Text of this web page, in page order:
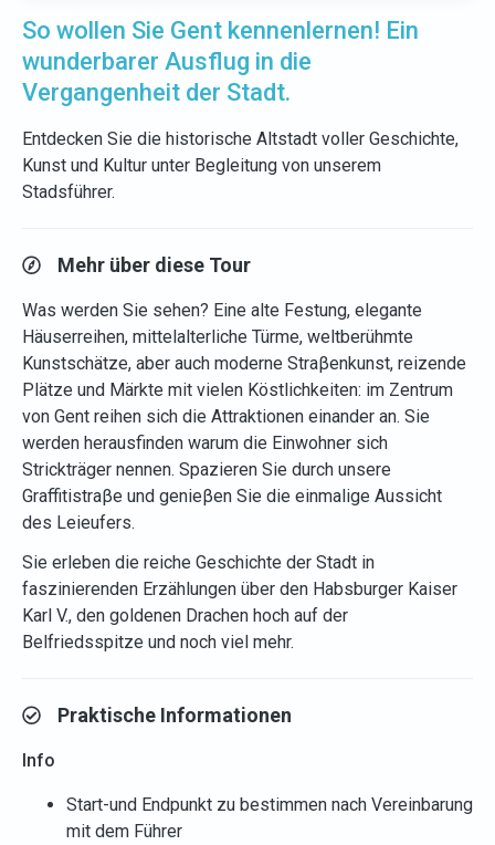
So wollen Sie Gent kennenlernen! Ein
wunderbarer Ausflug in die
Vergangenheit der Stadt.
Entdecken Sie die historische Altstadt voller Geschichte,
Kunst und Kultur unter Begleitung von unserem
Stadsführer.
Mehr über diese Tour
Was werden Sie sehen? Eine alte Festung, elegante
Häuserreihen, mittelalterliche Türme, weltberühmte
Kunstschätze, aber auch moderne Straβenkunst, reizende
Plätze und Märkte mit vielen Köstlichkeiten: im Zentrum
von Gent reihen sich die Attraktionen einander an. Sie
werden herausfinden warum die Einwohner sich
Strickträger nennen. Spazieren Sie durch unsere
Graffitistraβe und genieβen Sie die einmalige Aussicht
des Leieufers.
Sie erleben die reiche Geschichte der Stadt in
faszinierenden Erzählungen über den Habsburger Kaiser
Karl V., den goldenen Drachen hoch auf der
Belfriedsspitze und noch viel mehr.
Praktische Informationen
Info
Start-und Endpunkt zu bestimmen nach Vereinbarung
mit dem Führer